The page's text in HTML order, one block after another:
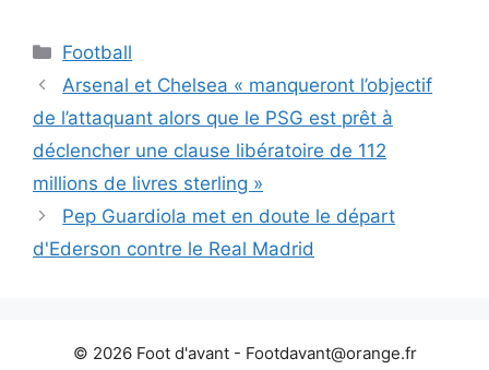
Catégories
Football
Arsenal et Chelsea « manqueront l’objectif
de l’attaquant alors que le PSG est prêt à
déclencher une clause libératoire de 112
millions de livres sterling »
Pep Guardiola met en doute le départ
d'Ederson contre le Real Madrid
© 2026 Foot d'avant - Footdavant@orange.fr